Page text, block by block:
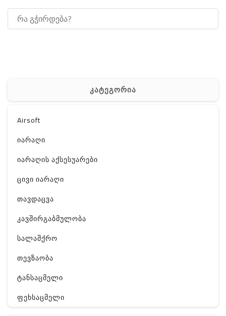
კატეგორია
Airsoft
იარაღი
იარაღის აქსესუარები
ცივი იარაღი
თავდაცვა
კავშირგაბმულობა
სალაშქრო
თევზაობა
ტანსაცმელი
ფეხსაცმელი